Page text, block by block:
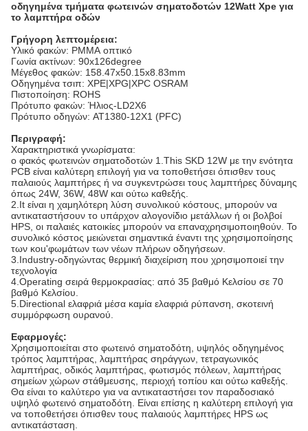
οδηγημένα τμήματα φωτεινών σηματοδοτών 12Watt Xpe για
το λαμπτήρα οδών
Γρήγορη λεπτομέρεια:
Υλικό φακών: PMMA οπτικό
Γωνία ακτίνων: 90x126degree
Μέγεθος φακών: 158.47x50.15x8.83mm
Οδηγημένα τσιπ: XPE|XPG|XPC OSRAM
Πιστοποίηση: ROHS
Πρότυπο φακών: Ήλιος-LD2X6
Πρότυπο οδηγών: AT1380-12X1 (PFC)
Περιγραφή:
Χαρακτηριστικά γνωρίσματα:
ο φακός φωτεινών σηματοδοτών 1.This SKD 12W με την ενότητα
PCB είναι καλύτερη επιλογή για να τοποθετήσει όπισθεν τους
παλαιούς λαμπτήρες ή να συγκεντρώσει τους λαμπτήρες δύναμης
όπως 24W, 36W, 48W και ούτω καθεξής.
2.It είναι η χαμηλότερη λύση συνολικού κόστους, μπορούν να
αντικαταστήσουν το υπάρχον αλογονίδιο μετάλλων ή οι βολβοί
HPS, οι παλαιές κατοικίες μπορούν να επαναχρησιμοποιηθούν. Το
συνολικό κόστος μειώνεται σημαντικά έναντι της χρησιμοποίησης
των κοu'φωμάτων των νέων πλήρων οδηγήσεων.
3.Industry-οδηγώντας θερμική διαχείριση που χρησιμοποιεί την
τεχνολογία
4.Operating σειρά θερμοκρασίας: από 35 βαθμό Κελσίου σε 70
βαθμό Κελσίου.
5.Directional ελαφριά μέσα καμία ελαφριά ρύπανση, σκοτεινή
συμμόρφωση ουρανού.
Εφαρμογές:
Χρησιμοποιείται στο φωτεινό σηματοδότη, υψηλός οδηγημένος
τρόπος λαμπτήρας, λαμπτήρας σηράγγων, τετραγωνικός
λαμπτήρας, οδικός λαμπτήρας, φωτισμός πόλεων, λαμπτήρας
σημείων χώρων στάθμευσης, περιοχή τοπίου και ούτω καθεξής.
Θα είναι το καλύτερο για να αντικαταστήσει τον παραδοσιακό
υψηλό φωτεινό σηματοδότη. Είναι επίσης η καλύτερη επιλογή για
να τοποθετήσει όπισθεν τους παλαιούς λαμπτήρες HPS ως
αντικατάσταση.